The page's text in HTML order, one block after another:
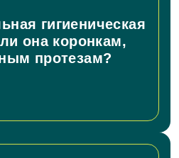
гигиеническая
она коронкам,
протезам?
прием